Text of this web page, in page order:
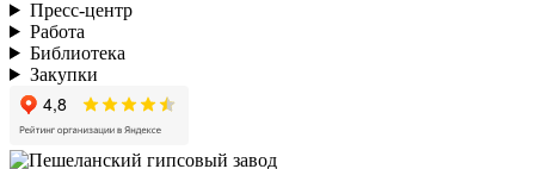
Пресс-центр
Работа
Библиотека
Закупки